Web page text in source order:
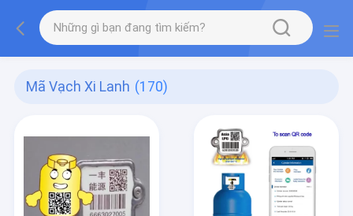
Mã Vạch Xi Lanh (170)